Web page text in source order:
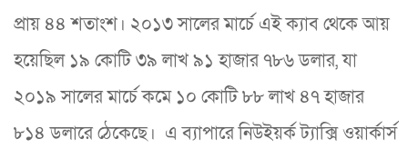
প্রায় ৪৪ শতাংশ। ২০১৩ সালের মার্চে এই ক্যাব থেকে আয়
হয়েছিল ১৯ কোটি ৩৯ লাখ ৯১ হাজার ৭৮৬ ডলার, যা
২০১৯ সালের মার্চে কমে ১০ কোটি ৮৮ লাখ ৪৭ হাজার
৮১৪ ডলারে ঠেকেছে। এ ব্যাপারে নিউইয়র্ক ট্যাক্সি ওয়ার্কার্স